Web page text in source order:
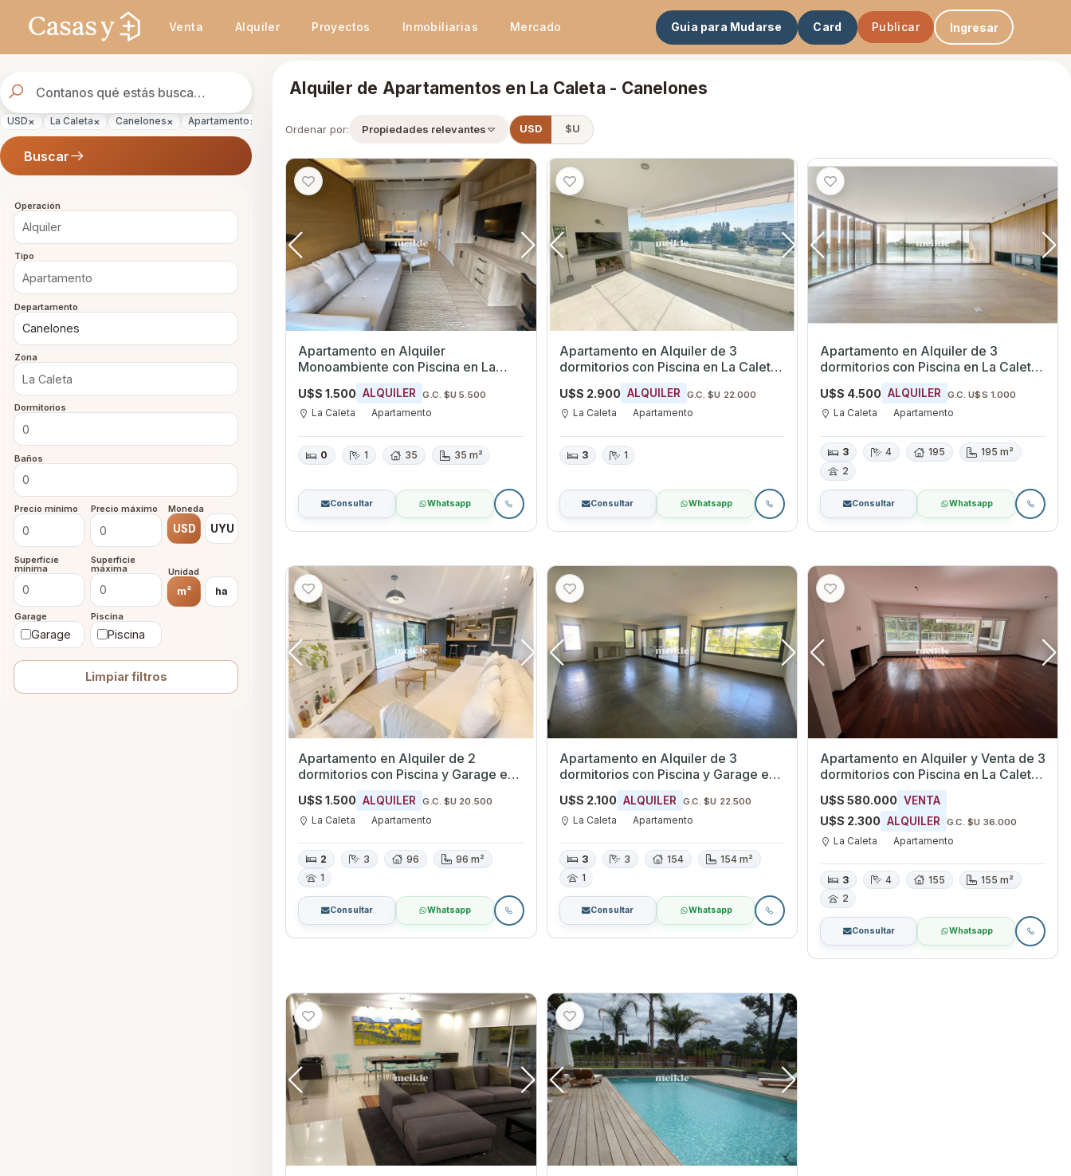
Venta Alquiler Proyectos Inmobiliarias Mercado Guia para Mudarse Card Publicar Ingresar
de
propiedades
USD× La Caleta× Canelones× Apartamento×
Buscar
Operación
Tipo
Departamento
Zona
Dormitorios
Baños
Precio mínimo Precio máximo Moneda
USD UYU
Superficie
mínima
Superficie
máxima Unidad
m² ha
Garage
Garage
Piscina
Piscina
Limpiar filtros
Alquiler de Apartamentos en La Caleta - Canelones
Ordenar por: Propiedades relevantes USD $U
Apartamento en Alquiler
Monoambiente con Piscina en La
Caleta, Canelones
U$S 1.500 ALQUILER G.C. $U 5.500
La Caleta Apartamento
0 1 35 35 m²
Consultar Whatsapp
Apartamento en Alquiler de 3
dormitorios con Piscina en La Caleta,
Canelones
U$S 2.900 ALQUILER G.C. $U 22.000
La Caleta Apartamento
3 1
Consultar Whatsapp
Apartamento en Alquiler de 3
dormitorios con Piscina en La Caleta,
Canelones
U$S 4.500 ALQUILER G.C. U$S 1.000
La Caleta Apartamento
3 4 195
195 m²
2
Consultar Whatsapp
Apartamento en Alquiler de 2
dormitorios con Piscina y Garage en
La Caleta, Canelones
U$S 1.500 ALQUILER G.C. $U 20.500
La Caleta Apartamento
2 3 96
96 m²
1
Consultar Whatsapp
Apartamento en Alquiler de 3
dormitorios con Piscina y Garage en
La Caleta, Canelones
U$S 2.100 ALQUILER G.C. $U 22.500
La Caleta Apartamento
3 3 154
154 m²
1
Consultar Whatsapp
Apartamento en Alquiler y Venta de 3
dormitorios con Piscina en La Caleta,
U$S 580.000 VENTA
U$S 2.300 ALQUILER G.C. $U 36.000
La Caleta Apartamento
3 4 155
155 m²
2
Consultar Whatsapp